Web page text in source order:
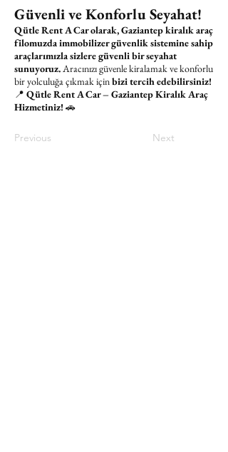
Güvenli ve Konforlu Seyahat!
Qütle Rent A Car olarak, Gaziantep kiralık araç
filomuzda immobilizer güvenlik sistemine sahip
araçlarımızla sizlere güvenli bir seyahat
sunuyoruz.Aracınızı güvenle kiralamak ve konforlu
bir yolculuğa çıkmak içinbizi tercih edebilirsiniz!
📍 Qütle Rent A Car – Gaziantep Kiralık Araç
Hizmetiniz! 🚗
Previous Next